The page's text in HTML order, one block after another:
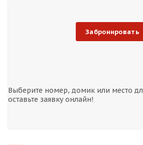
Забронировать
Выберите номер, домик или место
оставьте заявку онлайн!